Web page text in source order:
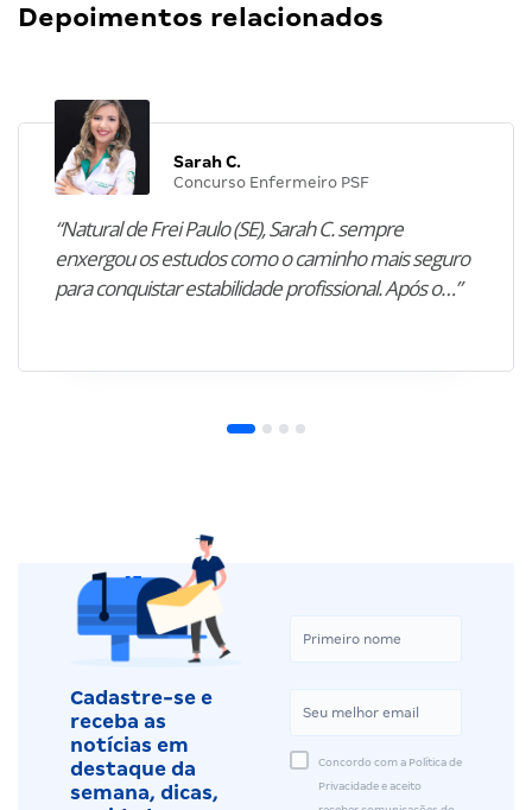
Depoimentos relacionados
Sarah C.
Concurso Enfermeiro PSF
“Natural de Frei Paulo (SE), Sarah C. sempre
enxergou os estudos como o caminho mais seguro
para conquistar estabilidade profissional. Após o…”
Cadastre-se e
receba as
notícias em
destaque da
semana, dicas,
Concordo com a Política de
Privacidade e aceito